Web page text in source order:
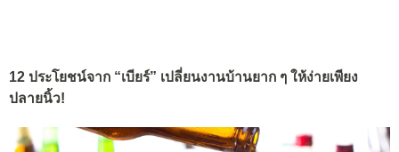
12 ประโยชน์จาก “เบียร์” เปลี่ยนงานบ้านยาก ๆ ให้ง่ายเพียง
ปลายนิ้ว!